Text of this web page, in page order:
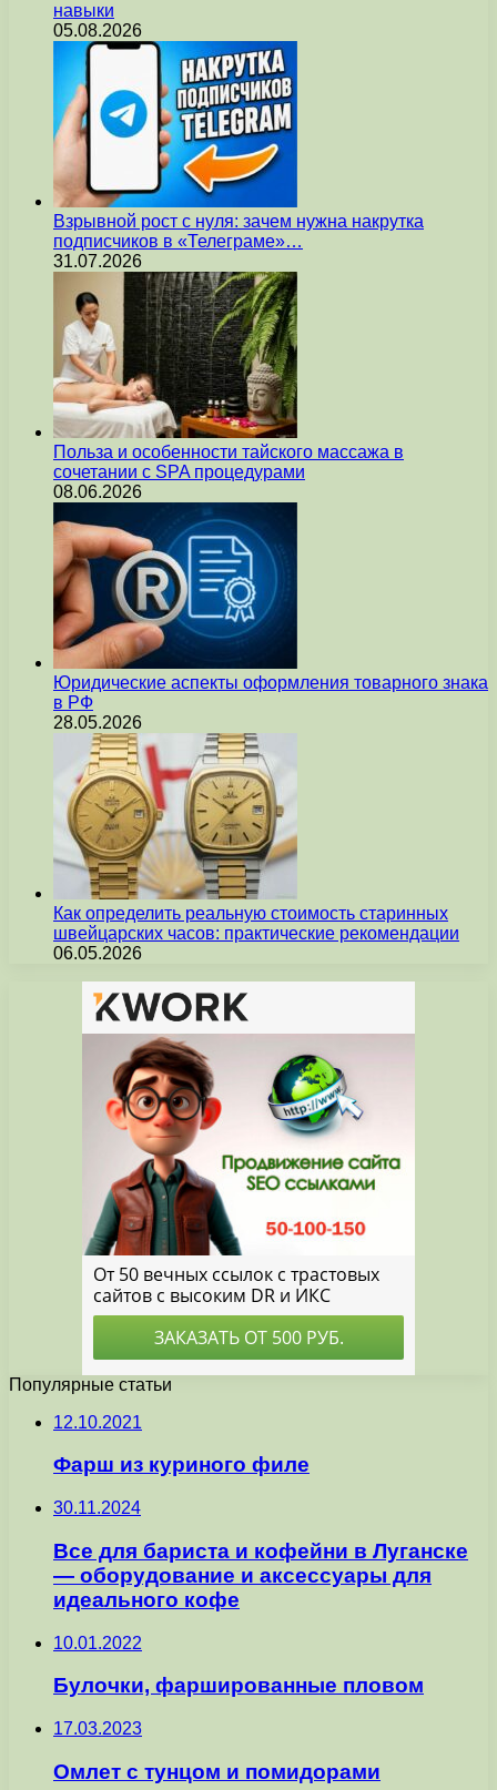
навыки
05.08.2026
Взрывной рост с нуля: зачем нужна накрутка
подписчиков в «Телеграме»…
31.07.2026
Польза и особенности тайского массажа в
сочетании с SPA процедурами
08.06.2026
Юридические аспекты оформления товарного знака
в РФ
28.05.2026
Как определить реальную стоимость старинных
швейцарских часов: практические рекомендации
06.05.2026
Популярные статьи
12.10.2021
Фарш из куриного филе
30.11.2024
Все для бариста и кофейни в Луганске
— оборудование и аксессуары для
идеального кофе
10.01.2022
Булочки, фаршированные пловом
17.03.2023
Омлет с тунцом и помидорами